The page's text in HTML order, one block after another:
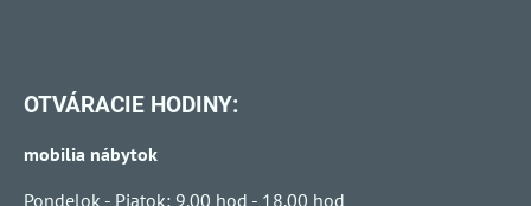
OTVÁRACIE HODINY:
mobilia nábytok
Pondelok - Piatok: 9.00 hod - 18.00 hod